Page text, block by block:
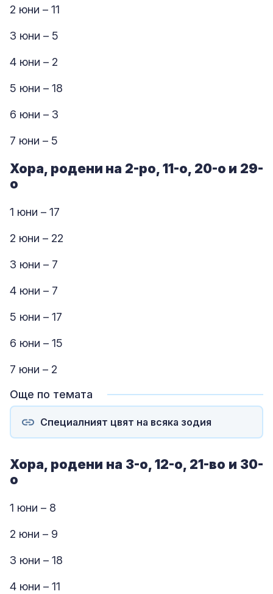
2 юни – 11
3 юни – 5
4 юни – 2
5 юни – 18
6 юни – 3
7 юни – 5
Хора, родени на 2-ро, 11-о, 20-о и 29-
о
1 юни – 17
2 юни – 22
3 юни – 7
4 юни – 7
5 юни – 17
6 юни – 15
7 юни – 2
Още по темата
Специалният цвят на всяка зодия
Хора, родени на 3-о, 12-о, 21-во и 30-
о
1 юни – 8
2 юни – 9
3 юни – 18
4 юни – 11